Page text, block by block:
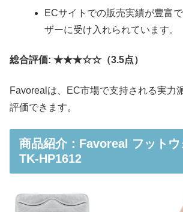
ECサイトでの販売実績が豊富
ザーに受け入れられています。
総合評価: ★★★☆☆（3.5点）
Favorealは、EC市場で支持される実力
評価できます。
商品紹介：Favoreal フットウ
TK-HP1612